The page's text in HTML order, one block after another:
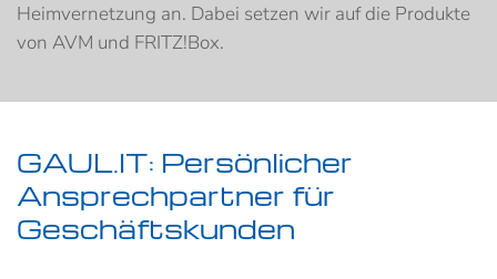
Heimvernetzung an. Dabei setzen wir auf die Produkte
von AVM und FRITZ!Box.
GAUL.IT: Persönlicher
Ansprechpartner für
Geschäftskunden